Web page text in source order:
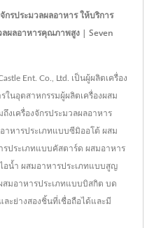
กรประมวลผลอาหาร ให้บริการ
ลผลอาหารคุณภาพสูง | Seven
Ent. Co., Ltd. เป็นผู้ผลิตเครื่อง
ในอุตสาหกรรมผู้ผลิตเครื่องผสม
งเครื่องจักรประมวลผลอาหาร
าหารประเภทแบบซีมิออโต้ ผสม
ประเภทแบบคัสตาร์ด ผสมอาหาร
อน้ำ ผสมอาหารประเภทแบบสูญ
มอาหารประเภทแบบบิสกิต บด
ละย่างสองชิ้นที่เชื่อถือได้และมี